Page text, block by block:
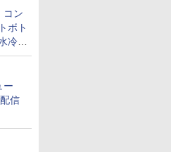
ン
ボト
冷ベ
ょう
ー
ー
信